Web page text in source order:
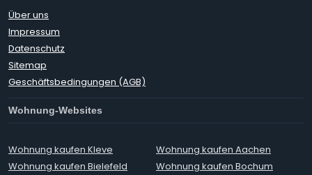
Über uns
Impressum
Datenschutz
Sitemap
Geschäftsbedingungen (AGB)
Wohnung-Websites
Wohnung kaufen Kleve
Wohnung kaufen Aachen
Wohnung kaufen Bielefeld
Wohnung kaufen Bochum